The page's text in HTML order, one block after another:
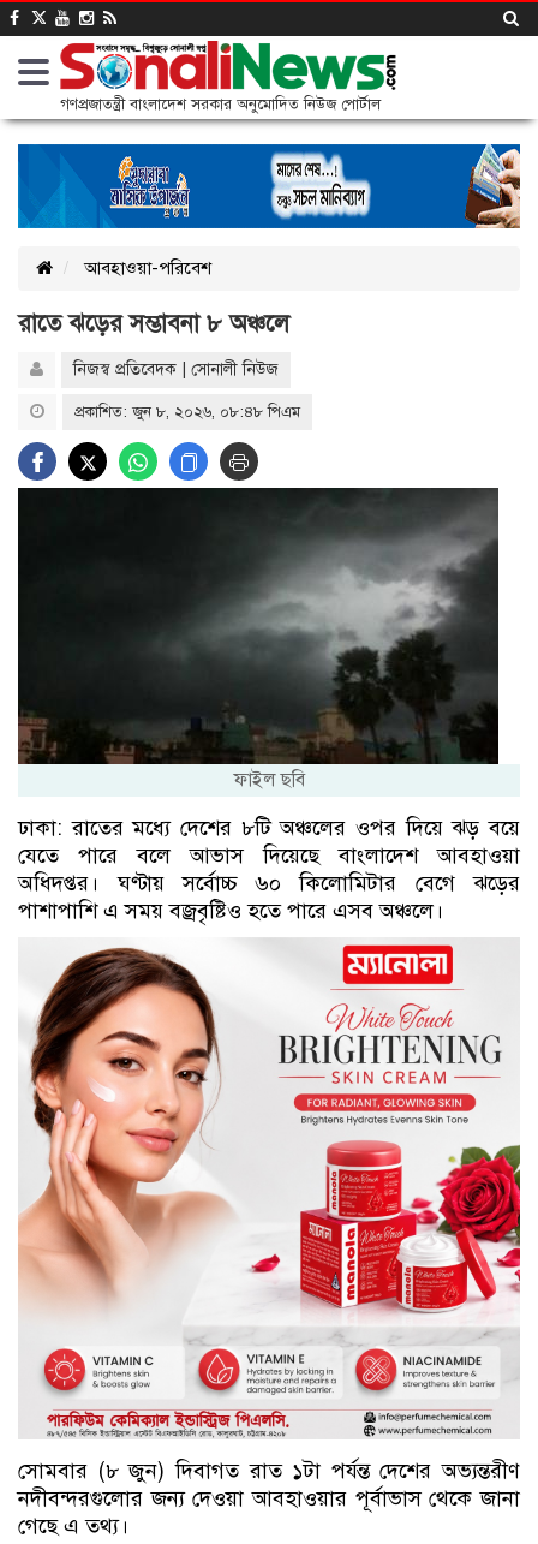
গণপ্রজাতন্ত্রী বাংলাদেশ সরকার অনুমোদিত নিউজ পোর্টাল
আবহাওয়া-পরিবেশ
রাতে ঝড়ের সম্ভাবনা ৮ অঞ্চলে
নিজস্ব প্রতিবেদক | সোনালী নিউজ
প্রকাশিত: জুন ৮, ২০২৬, ০৮:৪৮ পিএম
ফাইল ছবি
ঢাকা: রাতের মধ্যে দেশের ৮টি অঞ্চলের ওপর দিয়ে ঝড় বয়ে
যেতে পারে বলে আভাস দিয়েছে বাংলাদেশ আবহাওয়া
অধিদপ্তর। ঘণ্টায় সর্বোচ্চ ৬০ কিলোমিটার বেগে ঝড়ের
পাশাপাশি এ সময় বজ্রবৃষ্টিও হতে পারে এসব অঞ্চলে।
সোমবার (৮ জুন) দিবাগত রাত ১টা পর্যন্ত দেশের অভ্যন্তরীণ
নদীবন্দরগুলোর জন্য দেওয়া আবহাওয়ার পূর্বাভাস থেকে জানা
গেছে এ তথ্য।